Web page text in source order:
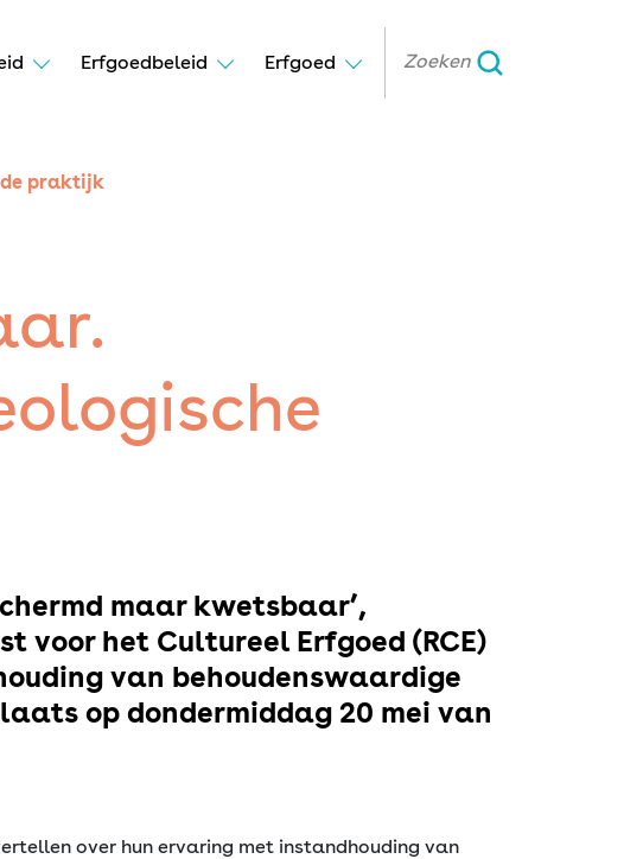
Erfgoedbeleid Erfgoed
praktijk
maar kwetsbaar’,
voor het Cultureel Erfgoed (RCE)
van behoudenswaardige
op dondermiddag 20 mei van
over hun ervaring met instandhouding van